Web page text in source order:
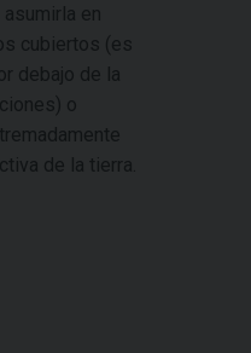
en
cubiertos (es
debajo de la
o
de la tierra.